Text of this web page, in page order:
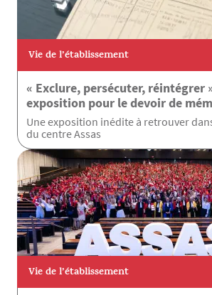
Vie de l’établissement
« Exclure, persécuter, réintégrer
exposition pour le devoir de
Une exposition inédite à retrouver
du centre Assas
Vie de l’établissement